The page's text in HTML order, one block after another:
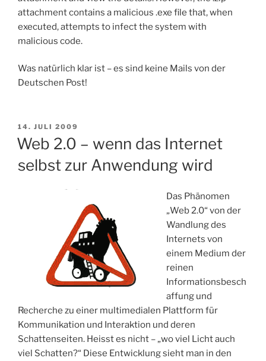
attachment contains a malicious .exe file that, when
executed, attempts to infect the system with
malicious code.
Was natürlich klar ist – es sind keine Mails von der
Deutschen Post!
VERÖFFENTLICHT
AM
14. JULI 2009
Web 2.0 – wenn das Internet
selbst zur Anwendung wird
Das Phänomen
„Web 2.0“ von der
Wandlung des
Internets von
einem Medium der
reinen
Informationsbesch
affung und
Recherche zu einer multimedialen Plattform für
Kommunikation und Interaktion und deren
Schattenseiten. Heisst es nicht – „wo viel Licht auch
viel Schatten?“ Diese Entwicklung sieht man in den